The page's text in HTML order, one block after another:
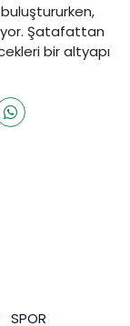
Şatafattan
bir altyapı
SPOR